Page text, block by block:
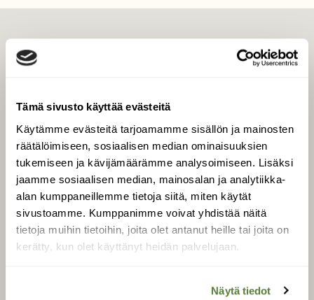
Tämä sivusto käyttää evästeitä
Käytämme evästeitä tarjoamamme sisällön ja mainosten
räätälöimiseen, sosiaalisen median ominaisuuksien
tukemiseen ja kävijämäärämme analysoimiseen. Lisäksi
jaamme sosiaalisen median, mainosalan ja analytiikka-
alan kumppaneillemme tietoja siitä, miten käytät
sivustoamme. Kumppanimme voivat yhdistää näitä
tietoja muihin tietoihin, joita olet antanut heille tai joita on
kerätty, kun olet käyttänyt heidän palvelujaan.
Näytä tiedot
Tilaa digilukuoikeus
Äänestä parasta juttua
Tilaa uutiskirje
SUOMEN LUONNON­
SUOJELU­LIITTO
Suomen Luonto -lehden
luonnonsuojelu­liitto.